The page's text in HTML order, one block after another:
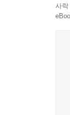
중
2
통
사락